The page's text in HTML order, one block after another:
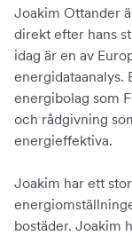
Joakim Ottander
direkt efter hans
idag är en av
energidataanalys.
energibolag som
och rådgivning
energieffektiva.
Joakim har ett
bostäder. Joakim